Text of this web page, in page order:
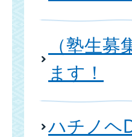
（塾生
ます！
ハチノヘ